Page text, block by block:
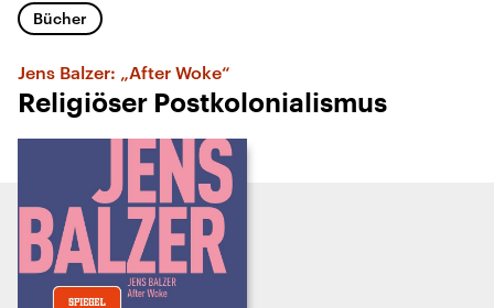
Bücher
Jens Balzer: „After Woke“
Religiöser Postkolonialismus